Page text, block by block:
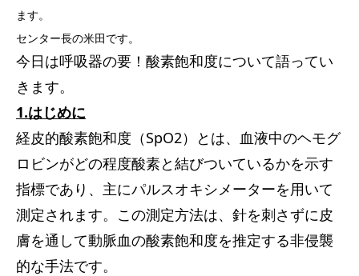
ます。
センター長の米田です。
今日は呼吸器の要！酸素飽和度について語ってい
きます。
1.はじめに
経皮的酸素飽和度（SpO2）とは、血液中のヘモグ
ロビンがどの程度酸素と結びついているかを示す
指標であり、主にパルスオキシメーターを用いて
測定されます。この測定方法は、針を刺さずに皮
膚を通して動脈血の酸素飽和度を推定する非侵襲
的な手法です。
お問い合わせ
施設紹介
サービス内容
アクセス
お知らせ
コラム